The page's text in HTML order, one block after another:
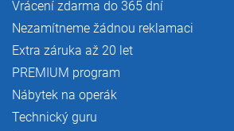
Vrácení zdarma do 365 dní
Nezamítneme žádnou reklamaci
Extra záruka až 20 let
PREMIUM program
Nábytek na operák
Technický guru